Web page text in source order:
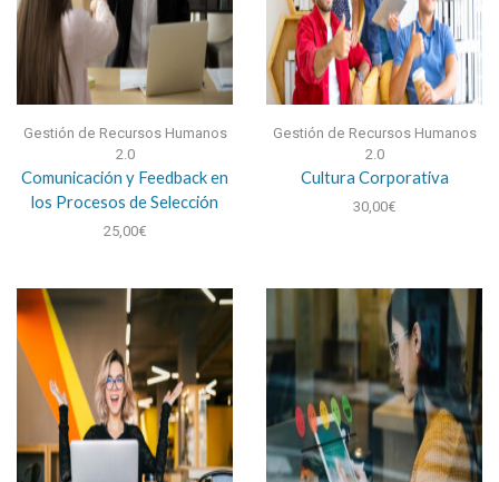
Gestión de Recursos Humanos
2.0
Comunicación y Feedback en
los Procesos de Selección
25,00€
Gestión de Recursos Humanos
2.0
Cultura Corporativa
30,00€